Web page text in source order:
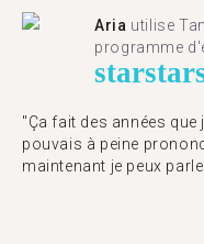
Aria utilise
programme
starstar
"Ça fait des années
pouvais à peine
maintenant je peux